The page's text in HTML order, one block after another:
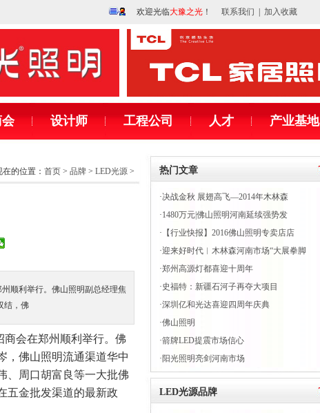
欢迎光临大豫之光 ！ 联系我们 加入收藏
设计师 工程公司 人才 产业基地
在的位置： 首页 > 品牌 > LED光源 >
顺利举行。佛山照明副总经理焦
结，佛
商会在郑州顺利举行。佛
，佛山照明流通渠道华中
、周口胡富良等一大批佛
五金批发渠道的最新政
热门文章
·决战金秋 展翅高飞—2014年木林森
·1480万元|佛山照明河南延续强势发
· 【行业快报】2016佛山照明专卖店店
·迎来好时代︱木林森河南市场“大展拳脚
·郑州高源灯都喜迎十周年
·史福特：新疆石河子再夺大项目
·深圳亿和光达喜迎四周年庆典
·佛山照明
·箭牌LED提震市场信心
· 阳光照明亮剑河南市场
LED光源品牌